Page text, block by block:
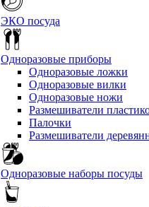
ЭКО посуда
Одноразовые приборы
Одноразовые ложки
Одноразовые вилки
Одноразовые ножи
Размешиватели
Палочки
Размешиватели
Одноразовые наборы посуды